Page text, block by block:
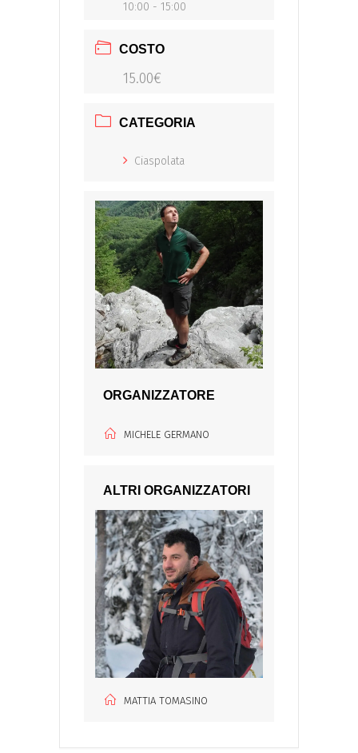
10:00 - 15:00
COSTO
15.00€
CATEGORIA
Ciaspolata
ORGANIZZATORE
MICHELE GERMANO
ALTRI ORGANIZZATORI
MATTIA TOMASINO